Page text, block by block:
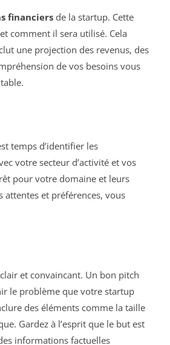
financiers de la startup. Cette
comment il sera utilisé. Cela
une projection des revenus, des
de vos besoins vous
temps d’identifier les
votre secteur d’activité et vos
pour votre domaine et leurs
attentes et préférences, vous
et convaincant. Un bon pitch
le problème que votre startup
des éléments comme la taille
Gardez à l’esprit que le but est
informations factuelles